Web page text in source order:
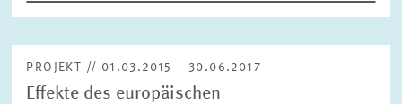
PROJEKT // 01.03.2015 – 30.06.2017
Effekte des europäischen